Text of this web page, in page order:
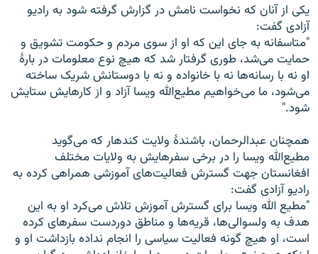
یکی از آنان که نخواست نامش در گزارش گرفته شود به رادیو
آزادی گفت:
"متاسفانه به جای این که او از سوی مردم و حکومت تشویق و
حمایت می‌شد، طوری گرفتار شد که هیچ نوع معلومات در بارۀ
او نه با رسانه‌ها نه با خانواده و نه با دوستانش شریک ساخته
می‌شود، ما می‌خواهیم مطیع‌الله ویسا آزاد و از کارهایش ستایش
شود."
همچنان عبدالرحمان، باشندۀ ولایت کندهار که می‌گوید
مطیع‌الله ویسا را در برخی سفرهایش به ولایات مختلف
افغانستان جهت گسترش فعالیت‌های آموزشی همراهی کرده به
رادیو آزادی گفت:
"مطیع الله ویسا برای گسترش آموزش تلاش می‌کرد او به این
هدف به ولسوالی‌ها، قریه‌ها و مناطق دوردست سفرهای کرده
است، او هیچ گونه فعالیت سیاسی را انجام نداده بازداشت او و